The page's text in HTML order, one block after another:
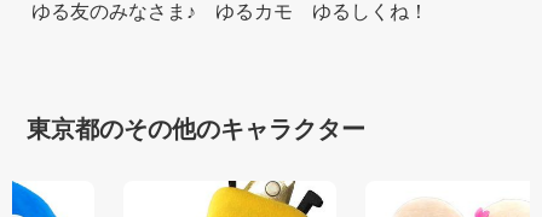
ゆる友のみなさま♪ ゆるカモ ゆるしくね！
東京都のその他のキャラクター